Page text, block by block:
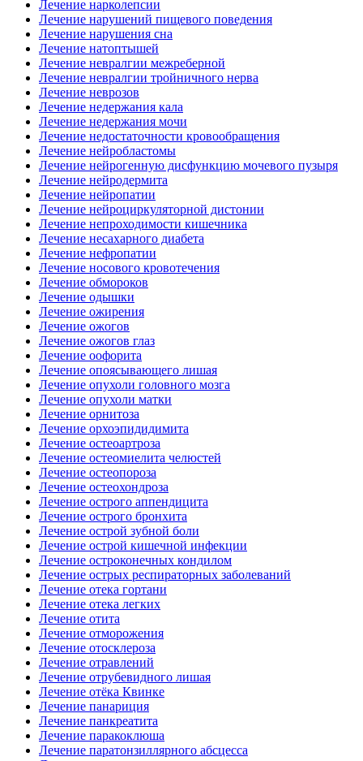
Лечение нарколепсии
Лечение нарушений пищевого поведения
Лечение нарушения сна
Лечение натоптышей
Лечение невралгии межреберной
Лечение невралгии тройничного нерва
Лечение неврозов
Лечение недержания кала
Лечение недержания мочи
Лечение недостаточности кровообращения
Лечение нейробластомы
Лечение нейрогенную дисфункцию мочевого пузыря
Лечение нейродермита
Лечение нейропатии
Лечение нейроциркуляторной дистонии
Лечение непроходимости кишечника
Лечение несахарного диабета
Лечение нефропатии
Лечение носового кровотечения
Лечение обмороков
Лечение одышки
Лечение ожирения
Лечение ожогов
Лечение ожогов глаз
Лечение оофорита
Лечение опоясывающего лишая
Лечение опухоли головного мозга
Лечение опухоли матки
Лечение орнитоза
Лечение орхоэпидидимита
Лечение остеоартроза
Лечение остеомиелита челюстей
Лечение остеопороза
Лечение остеохондроза
Лечение острого аппендицита
Лечение острого бронхита
Лечение острой зубной боли
Лечение острой кишечной инфекции
Лечение остроконечных кондилом
Лечение острых респираторных заболеваний
Лечение отека гортани
Лечение отека легких
Лечение отита
Лечение отморожения
Лечение отосклероза
Лечение отравлений
Лечение отрубевидного лишая
Лечение отёка Квинке
Лечение панариция
Лечение панкреатита
Лечение паракоклюша
Лечение паратонзиллярного абсцесса